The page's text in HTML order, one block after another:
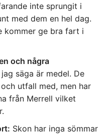
inte sprungit i
med dem en hel dag.
kommer ge bra fart i
och några
säga är medel. De
utfall med, men har
från Merrell vilket
Skon har inga sömmar